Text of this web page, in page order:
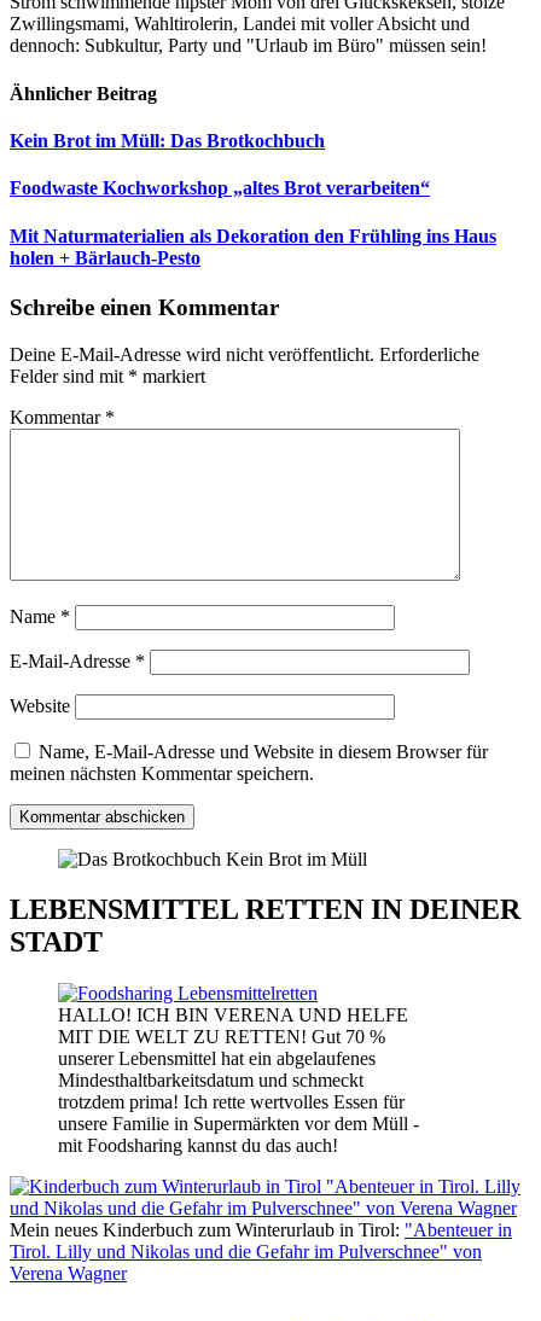
Zwillingsmami, Wahltirolerin, Landei mit voller Absicht und
dennoch: Subkultur, Party und "Urlaub im Büro" müssen sein!
Ähnlicher Beitrag
Kein Brot im Müll: Das Brotkochbuch
Foodwaste Kochworkshop „altes Brot verarbeiten“
Mit Naturmaterialien als Dekoration den Frühling ins Haus
holen + Bärlauch-Pesto
Schreibe einen Kommentar
Deine E-Mail-Adresse wird nicht veröffentlicht. Erforderliche
Felder sind mit * markiert
Kommentar *
Name *
E-Mail-Adresse *
Website
Name, E-Mail-Adresse und Website in diesem Browser für
meinen nächsten Kommentar speichern.
LEBENSMITTEL RETTEN IN DEINER
STADT
HALLO! ICH BIN VERENA UND HELFE
MIT DIE WELT ZU RETTEN! Gut 70 %
unserer Lebensmittel hat ein abgelaufenes
Mindesthaltbarkeitsdatum und schmeckt
trotzdem prima! Ich rette wertvolles Essen für
unsere Familie in Supermärkten vor dem Müll -
mit Foodsharing kannst du das auch!
Mein neues Kinderbuch zum Winterurlaub in Tirol: "Abenteuer in
Tirol. Lilly und Nikolas und die Gefahr im Pulverschnee" von
Verena Wagner